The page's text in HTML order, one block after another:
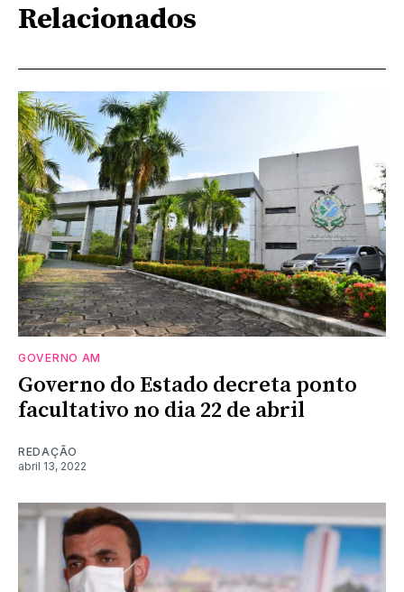
Relacionados
GOVERNO AM
Governo do Estado decreta ponto
facultativo no dia 22 de abril
REDAÇÃO
abril 13, 2022